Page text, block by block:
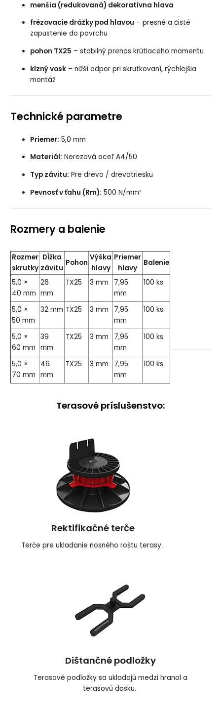
menšia (redukovaná) dekoratívna hlava
frézovacie drážky pod hlavou – presné a čisté
zapustenie do povrchu
pohon TX25 – stabilný prenos krútiaceho momentu
klzný vosk – nižší odpor pri skrutkovaní, rýchlejšia
montáž
Technické parametre
Priemer: 5,0 mm
Materiál: Nerezová oceľ A4/50
Typ závitu: Pre drevo / drevotriesku
Pevnosť v ťahu (Rm): 500 N/mm²
Rozmery a balenie
Rozmer
skrutky
Dĺžka
závitu
Pohon
Výška
hlavy
Priemer
hlavy
Balenie
5,0 ×
40 mm
26
mm
TX25 3 mm
7,95
mm
100 ks
5,0 ×
50 mm
32 mm TX25 3 mm
7,95
mm
100 ks
5,0 ×
60 mm
39
mm
TX25 3 mm
7,95
mm
100 ks
5,0 ×
70 mm
46
mm
TX25 3 mm
7,95
mm
100 ks
Terasové príslušenstvo:
Rektifikačné terče
Terče pre ukladanie nosného roštu terasy.
Dištančné podložky
Terasové podložky sa ukladajú medzi hranol a
terasovú dosku.